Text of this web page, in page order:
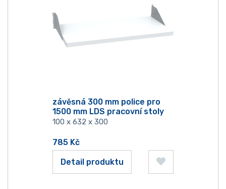
závěsná 300 mm police pro
1500 mm LDS pracovní stoly
100 x 632 x 300
785 Kč
Detail produktu